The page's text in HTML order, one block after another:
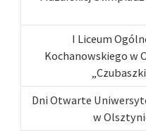
I Liceum
Kochanowskiego w
Dni Otwarte
w